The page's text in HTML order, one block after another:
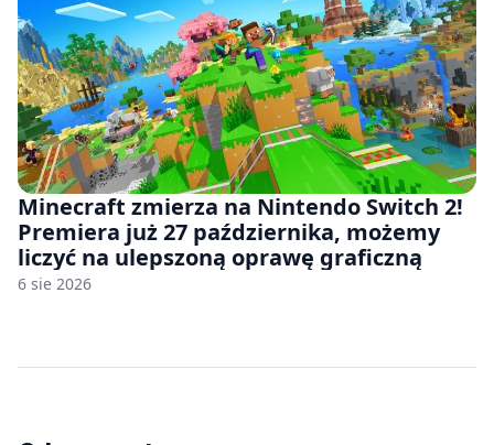
Minecraft zmierza na Nintendo Switch 2!
Premiera już 27 października, możemy
liczyć na ulepszoną oprawę graficzną
6 sie 2026